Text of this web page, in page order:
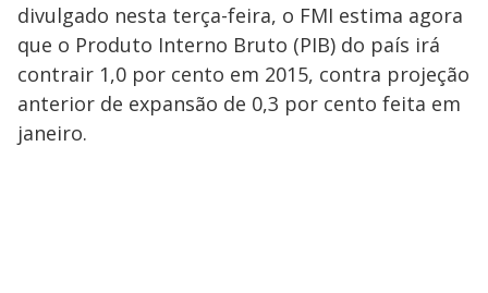
divulgado nesta terça-feira, o FMI estima agora
que o Produto Interno Bruto (PIB) do país irá
contrair 1,0 por cento em 2015, contra projeção
anterior de expansão de 0,3 por cento feita em
janeiro.